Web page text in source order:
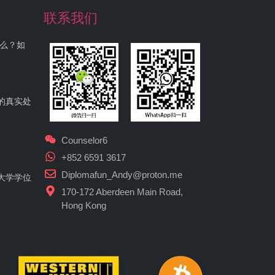
？如
真实处
学学位
联系我们
Counselor6
+852 6591 3617
Diplomafun_Andy@proton.me
170-172 Aberdeen Main Road,
Hong Kong